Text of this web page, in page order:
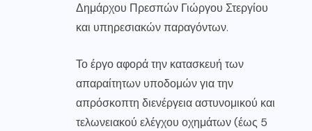
Δημάρχου Πρεσπών Γιώργου Στεργίου
και υπηρεσιακών παραγόντων.
Το έργο αφορά την κατασκευή των
απαραίτητων υποδομών για την
απρόσκοπτη διενέργεια αστυνομικού και
τελωνειακού ελέγχου οχημάτων (έως 5